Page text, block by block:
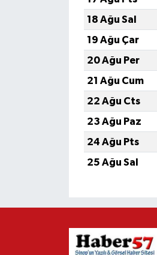
18 Ağu Sal
19 Ağu Çar
20 Ağu Per
21 Ağu Cum
22 Ağu Cts
23 Ağu Paz
24 Ağu Pts
25 Ağu Sal